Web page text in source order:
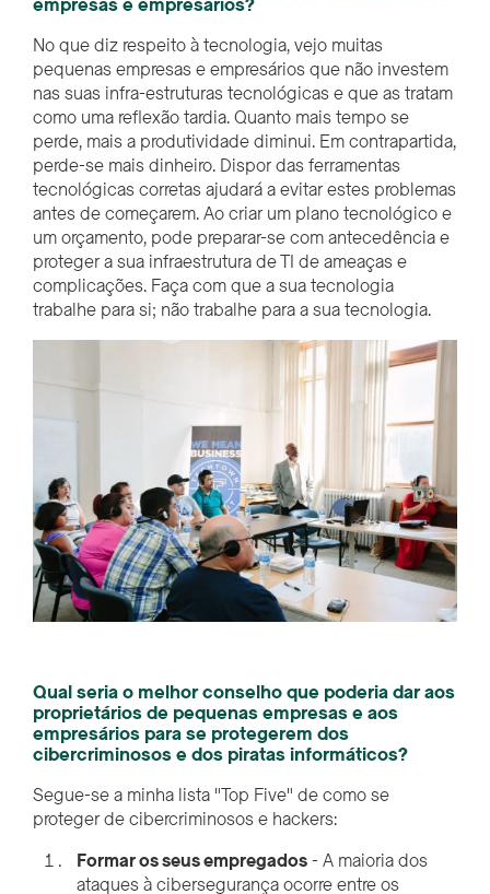
No que diz respeito à tecnologia, vejo muitas
pequenas empresas e empresários que não investem
nas suas infra-estruturas tecnológicas e que as tratam
como uma reflexão tardia. Quanto mais tempo se
perde, mais a produtividade diminui. Em contrapartida,
perde-se mais dinheiro. Dispor das ferramentas
tecnológicas corretas ajudará a evitar estes problemas
antes de começarem. Ao criar um plano tecnológico e
um orçamento, pode preparar-se com antecedência e
proteger a sua infraestrutura de TI de ameaças e
complicações. Faça com que a sua tecnologia
trabalhe para si; não trabalhe para a sua tecnologia.
Qual seria o melhor conselho que poderia dar aos
proprietários de pequenas empresas e aos
empresários para se protegerem dos
cibercriminosos e dos piratas informáticos?
Segue-se a minha lista "Top Five" de como se
proteger de cibercriminosos e hackers:
Formar os seus empregados- A maioria dos
ataques à cibersegurança ocorre entre os